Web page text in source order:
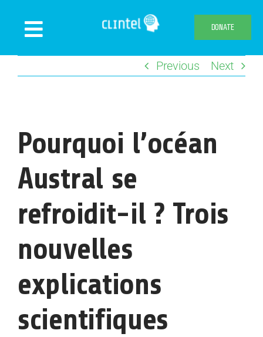
Toggle
Navigation
Declaration
Webshop
About us
DONATE
Previous Next
Pourquoi l’océan
Austral se
refroidit-il ? Trois
nouvelles
explications
scientifiques